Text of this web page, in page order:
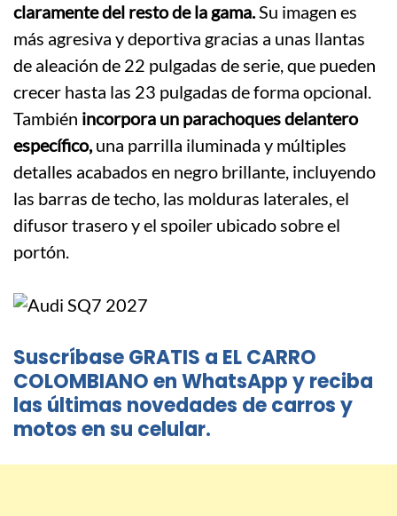
claramente del resto de la gama.Su imagen es
más agresiva y deportiva gracias a unas llantas
de aleación de 22 pulgadas de serie, que pueden
crecer hasta las 23 pulgadas de forma opcional.
También incorpora un parachoques delantero
específico,una parrilla iluminada y múltiples
detalles acabados en negro brillante, incluyendo
las barras de techo, las molduras laterales, el
difusor trasero y el spoiler ubicado sobre el
portón.
Suscríbase GRATIS a EL CARRO
COLOMBIANO en WhatsApp y reciba
las últimas novedades de carros y
motos en su celular.